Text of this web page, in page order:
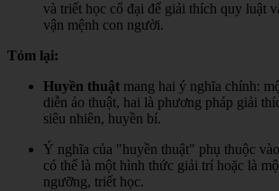
và triết học cổ đại để giải thích quy luật
vận mệnh con người.
Tóm lại:
Huyền thuật mang hai ý nghĩa chính:
diễn ảo thuật, hai là phương pháp giải
siêu nhiên, huyền bí.
Ý nghĩa của "huyền thuật" phụ thuộc
có thể là một hình thức giải trí hoặc là
ngưỡng, triết học.